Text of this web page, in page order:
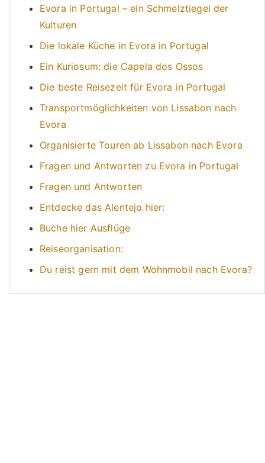
Evora in Portugal – ein Schmelztiegel der
Kulturen
Die lokale Küche in Evora in Portugal
Ein Kuriosum: die Capela dos Ossos
Die beste Reisezeit für Evora in Portugal
Transportmöglichkeiten von Lissabon nach
Evora
Organisierte Touren ab Lissabon nach Evora
Fragen und Antworten zu Evora in Portugal
Fragen und Antworten
Entdecke das Alentejo hier:
Buche hier Ausflüge
Reiseorganisation:
Du reist gern mit dem Wohnmobil nach Evora?